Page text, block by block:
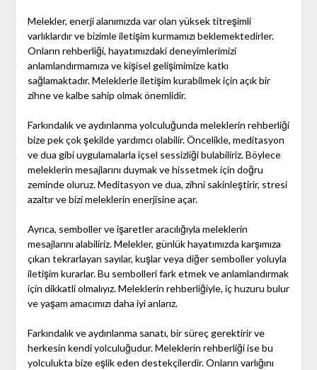
Melekler, enerji alanımızda var olan yüksek titreşimli
varlıklardır ve bizimle iletişim kurmamızı beklemektedirler.
Onların rehberliği, hayatımızdaki deneyimlerimizi
anlamlandırmamıza ve kişisel gelişimimize katkı
sağlamaktadır. Meleklerle iletişim kurabilmek için açık bir
zihne ve kalbe sahip olmak önemlidir.
Farkındalık ve aydınlanma yolculuğunda meleklerin rehberliği
bize pek çok şekilde yardımcı olabilir. Öncelikle, meditasyon
ve dua gibi uygulamalarla içsel sessizliği bulabiliriz. Böylece
meleklerin mesajlarını duymak ve hissetmek için doğru
zeminde oluruz. Meditasyon ve dua, zihni sakinleştirir, stresi
azaltır ve bizi meleklerin enerjisine açar.
Ayrıca, semboller ve işaretler aracılığıyla meleklerin
mesajlarını alabiliriz. Melekler, günlük hayatımızda karşımıza
çıkan tekrarlayan sayılar, kuşlar veya diğer semboller yoluyla
iletişim kurarlar. Bu sembolleri fark etmek ve anlamlandırmak
için dikkatli olmalıyız. Meleklerin rehberliğiyle, iç huzuru bulur
ve yaşam amacımızı daha iyi anlarız.
Farkındalık ve aydınlanma sanatı, bir süreç gerektirir ve
herkesin kendi yolculuğudur. Meleklerin rehberliği ise bu
yolculukta bize eşlik eden destekçilerdir. Onların varlığını